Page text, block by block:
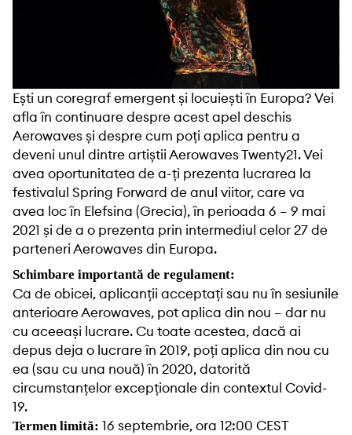
Ești un coregraf emergent și locuiești în Europa? Vei
afla în continuare despre acest apel deschis
Aerowaves și despre cum poți aplica pentru a
deveni unul dintre artiștii Aerowaves Twenty21. Vei
avea oportunitatea de a-ți prezenta lucrarea la
festivalul Spring Forward de anul viitor, care va
avea loc în Elefsina (Grecia), în perioada 6 – 9 mai
2021 și de a o prezenta prin intermediul celor 27 de
parteneriAerowavesdin Europa.
Schimbare importantă de regulament:
Ca de obicei, aplicanții acceptați sau nu în sesiunile
anterioare Aerowaves, pot aplica din nou – dar nu
cu aceeași lucrare. Cu toate acestea, dacă ai
depus deja o lucrare în 2019, poți aplica din nou cu
ea (sau cu una nouă) în 2020, datorită
circumstanțelor excepționale din contextul Covid-
19.
Termen limită: 16 septembrie, ora 12:00 CEST